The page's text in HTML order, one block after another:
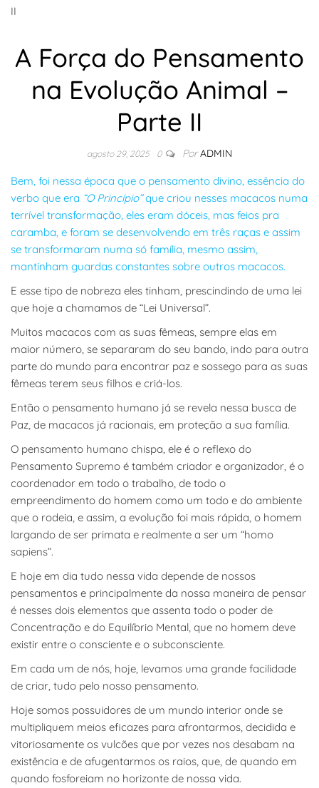
II
A Força do Pensamento
na Evolução Animal –
Parte II
agosto 29, 2025 0 Por ADMIN
Bem, foi nessa época que o pensamento divino, essência do
verbo que era “O Princípio”que criou nesses macacos numa
terrível transformação, eles eram dóceis, mas feios pra
caramba, e foram se desenvolvendo em três raças e assim
se transformaram numa só família, mesmo assim,
mantinham guardas constantes sobre outros macacos.
E esse tipo de nobreza eles tinham, prescindindo de uma lei
que hoje a chamamos de “Lei Universal”.
Muitos macacos com as suas fêmeas, sempre elas em
maior número, se separaram do seu bando, indo para outra
parte do mundo para encontrar paz e sossego para as suas
fêmeas terem seus filhos e criá-los.
Então o pensamento humano já se revela nessa busca de
Paz, de macacos já racionais, em proteção a sua família.
O pensamento humano chispa, ele é o reflexo do
Pensamento Supremo é também criador e organizador, é o
coordenador em todo o trabalho, de todo o
empreendimento do homem como um todo e do ambiente
que o rodeia, e assim, a evolução foi mais rápida, o homem
largando de ser primata e realmente a ser um “homo
sapiens”.
E hoje em dia tudo nessa vida depende de nossos
pensamentos e principalmente da nossa maneira de pensar
é nesses dois elementos que assenta todo o poder de
Concentração e do Equilíbrio Mental, que no homem deve
existir entre o consciente e o subconsciente.
Em cada um de nós, hoje, levamos uma grande facilidade
de criar, tudo pelo nosso pensamento.
Hoje somos possuidores de um mundo interior onde se
multipliquem meios eficazes para afrontarmos, decidida e
vitoriosamente os vulcões que por vezes nos desabam na
existência e de afugentarmos os raios, que, de quando em
quando fosforeiam no horizonte de nossa vida.